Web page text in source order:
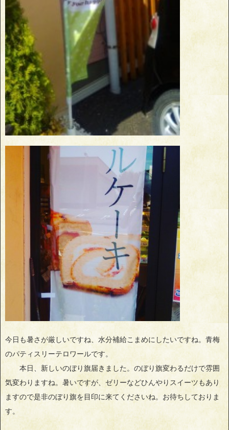
今日も暑さが厳しいですね、水分補給こまめにしたいですね。青梅
のパティスリーテロワールです。
本日、新しいのぼり旗届きました。のぼり旗変わるだけで雰囲
気変わりますね。暑いですが、ゼリーなどひんやりスイーツもあり
ますので是非のぼり旗を目印に来てくださいね。お待ちしておりま
す。